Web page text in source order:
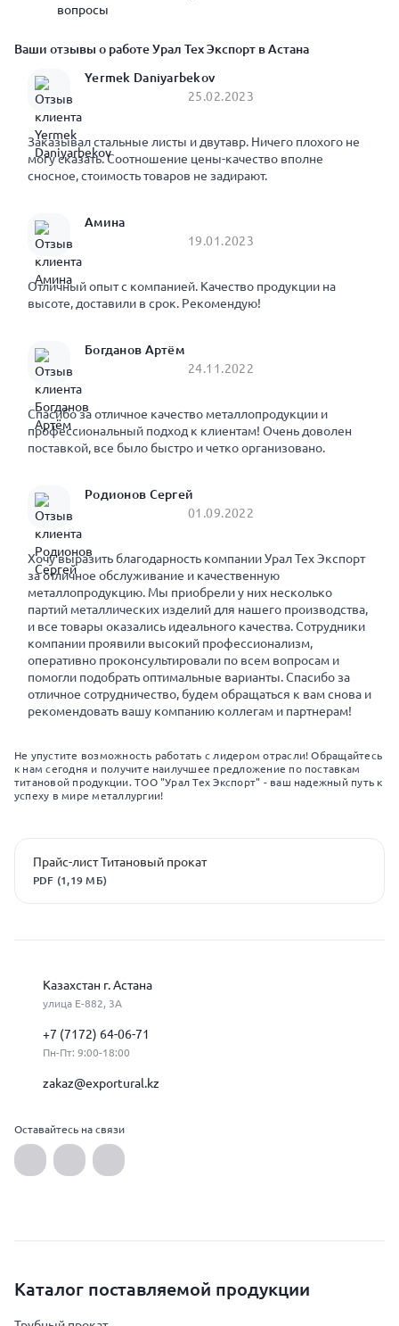
вопросы
Ваши отзывы о работе Урал Тех Экспорт в Астана
Yermek Daniyarbekov
25.02.2023
Заказывал стальные листы и двутавр. Ничего плохого не
могу сказать. Соотношение цены-качество вполне
сносное, стоимость товаров не задирают.
Амина
19.01.2023
Отличный опыт с компанией. Качество продукции на
высоте, доставили в срок. Рекомендую!
Богданов Артём
24.11.2022
Спасибо за отличное качество металлопродукции и
профессиональный подход к клиентам! Очень доволен
поставкой, все было быстро и четко организовано.
Родионов Сергей
01.09.2022
Хочу выразить благодарность компании Урал Тех Экспорт
за отличное обслуживание и качественную
металлопродукцию. Мы приобрели у них несколько
партий металлических изделий для нашего производства,
и все товары оказались идеального качества. Сотрудники
компании проявили высокий профессионализм,
оперативно проконсультировали по всем вопросам и
помогли подобрать оптимальные варианты. Спасибо за
отличное сотрудничество, будем обращаться к вам снова и
рекомендовать вашу компанию коллегам и партнерам!
Не упустите возможность работать с лидером отрасли! Обращайтесь
к нам сегодня и получите наилучшее предложение по поставкам
титановой продукции. ТОО "Урал Тех Экспорт" - ваш надежный путь к
успеху в мире металлургии!
Прайс-лист Титановый прокат
PDF (1,19 МБ)
Казахстан г. Астана
улица Е-882, 3А
+7 (7172) 64-06-71
Пн-Пт: 9:00-18:00
zakaz@exportural.kz
Оставайтесь на связи
Каталог поставляемой продукции